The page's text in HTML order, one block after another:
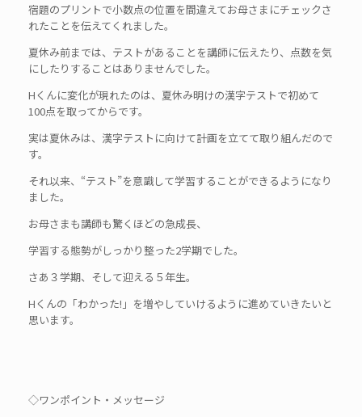
宿題のプリントで小数点の位置を間違えてお母さまにチェックさ
れたことを伝えてくれました。
夏休み前までは、テストがあることを講師に伝えたり、点数を気
にしたりすることはありませんでした。
Hくんに変化が現れたのは、夏休み明けの漢字テストで初めて
100点を取ってからです。
実は夏休みは、漢字テストに向けて計画を立てて取り組んだので
す。
それ以来、“テスト”を意識して学習することができるようになり
ました。
お母さまも講師も驚くほどの急成長、
学習する態勢がしっかり整った2学期でした。
さあ３学期、そして迎える５年生。
Hくんの「わかった!」を増やしていけるように進めていきたいと
思います。
◇ワンポイント・メッセージ